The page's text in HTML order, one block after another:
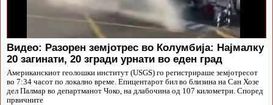
Видео: Разорен земјотрес во Колумбија: Најмалку
20 загинати, 20 згради урнати во еден град
Американскиот геолошки институт (USGS) го регистрираше земјотресот
во 7:34 часот по локално време. Епицентарот бил во близина на Сан Хозе
дел Палмар во департманот Чоко, на длабочина од 107 километри. Според
првичните